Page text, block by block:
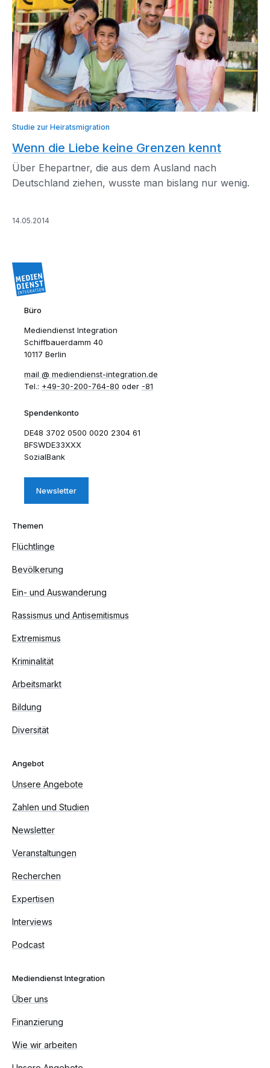
Studie zur Heiratsmigration
Wenn die Liebe keine Grenzen kennt
Über Ehepartner, die aus dem Ausland nach
Deutschland ziehen, wusste man bislang nur wenig.
14.05.2014
Büro
Mediendienst Integration
Schiffbauerdamm 40
10117 Berlin
mail​
mediendienst-integration.de
Tel.: +49-30-200-764-80 oder -81
Spendenkonto
DE48 3702 0500 0020 2304 61
BFSWDE33XXX
SozialBank
Newsletter
Themen
Flüchtlinge
Bevölkerung
Ein- und Auswanderung
Rassismus und Antisemitismus
Extremismus
Kriminalität
Arbeitsmarkt
Bildung
Diversität
Angebot
Unsere Angebote
Zahlen und Studien
Newsletter
Veranstaltungen
Recherchen
Expertisen
Interviews
Podcast
Mediendienst Integration
Über uns
Finanzierung
Wie wir arbeiten